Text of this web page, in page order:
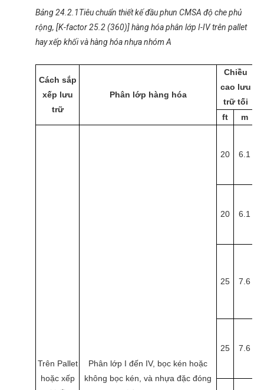
Bảng 24.2.1Tiêu chuẩn thiết kế đầu phun CMSA độ che phủ
rộng, [K-factor 25.2 (360)] hàng hóa phân lớp I-IV trên pallet
hay xếp khối và hàng hóa nhựa nhóm A
Cách sắp
xếp lưu
trữ
Phân lớp hàng hóa
Chiều
cao lưu
trữ tối
ft
m
Trên Pallet
hoặc xếp
Phân lớp I đến IV, bọc kén hoặc
không bọc kén, và nhựa đặc đóng
20 6.1
20 6.1
25 7.6
25 7.6